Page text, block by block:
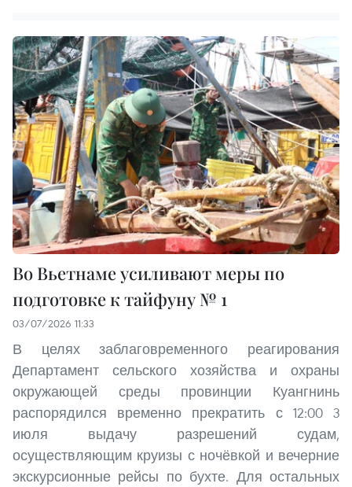
Во Вьетнаме усиливают меры по
подготовке к тайфуну № 1
03/07/2026 11:33
В целях заблаговременного реагирования
Департамент сельского хозяйства и охраны
окружающей среды провинции Куангнинь
распорядился временно прекратить с 12:00 3
июля выдачу разрешений судам,
осуществляющим круизы с ночёвкой и вечерние
экскурсионные рейсы по бухте. Для остальных